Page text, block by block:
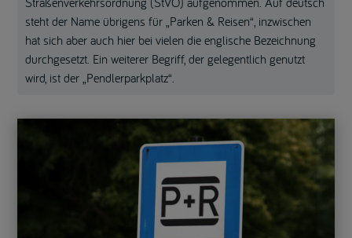
steht der Name übrigens für „Parken & Reisen“, inzwischen
hat sich aber auch hier bei vielen die englische Bezeichnung
durchgesetzt. Ein weiterer Begriff, der gelegentlich genutzt
wird, ist der „Pendlerparkplatz“.